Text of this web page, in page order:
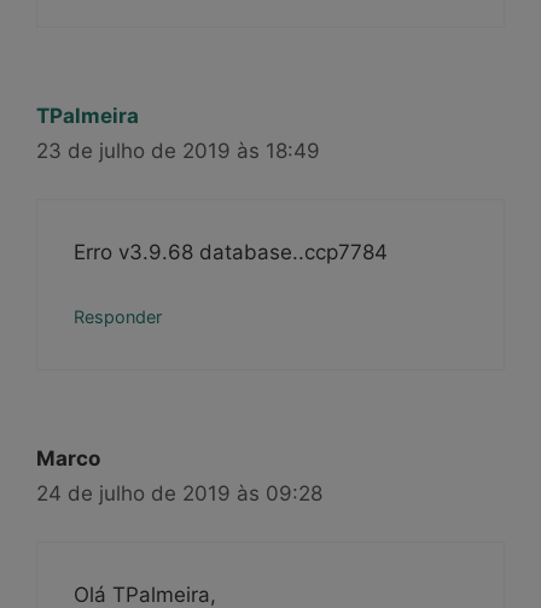
TPalmeira
23 de julho de 2019 às 18:49
Erro v3.9.68 database..ccp7784
Responder
Marco
24 de julho de 2019 às 09:28
Olá TPalmeira,